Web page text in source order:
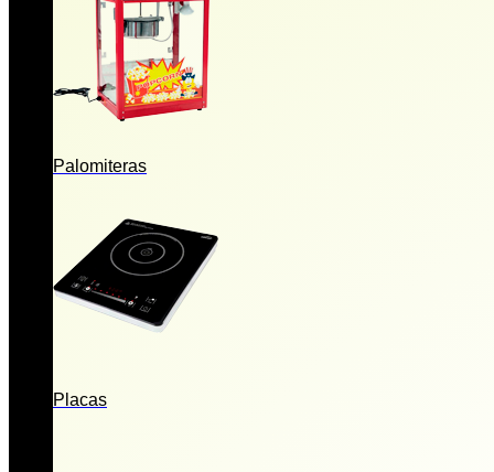
Palomiteras
Placas